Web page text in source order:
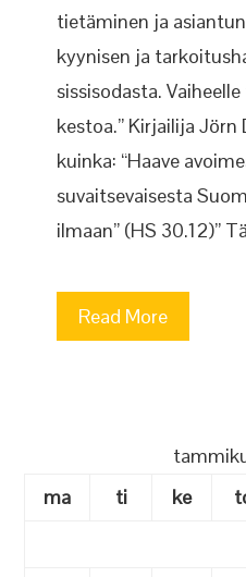
tietäminen ja
kyynisen ja
sissisodasta.
kestoa.” Kirjailija
kuinka: “Haave
suvaitsevaisesta
ilmaan” (HS 30.12)”
Read More
ma
ti ke